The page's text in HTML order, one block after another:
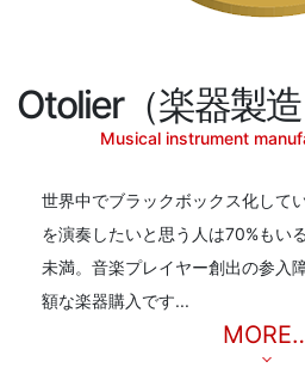
Otolier（楽器製
Musical instrument
世界中でブラックボックス化して
を演奏したいと思う人は70%もい
未満。音楽プレイヤー創出の参入
額な楽器購入です...